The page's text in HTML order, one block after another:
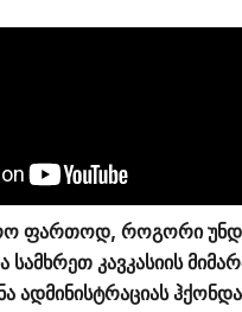
ფართოდ, როგორი
სამხრეთ კავკასიის
ადმინისტრაციას ჰქონდა